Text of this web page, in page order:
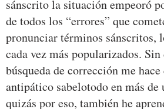
sánscrito la situación empeoró
de todos los “errores” que
pronunciar términos sánscritos,
cada vez más popularizados. Sin
búsqueda de corrección me
antipático sabelotodo en más de
quizás por eso, también he